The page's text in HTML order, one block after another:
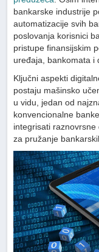
bankarske industrije
automatizacije svih
poslovanja korisnici
pristupe finansijskim
uređaja, bankomata i
Ključni aspekti
postaju mašinsko
u vidu, jedan od
konvencionalne
integrisati
za pružanje